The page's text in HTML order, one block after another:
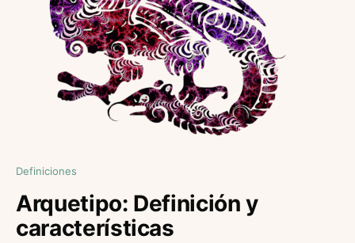
Definiciones
Arquetipo: Definición y
características